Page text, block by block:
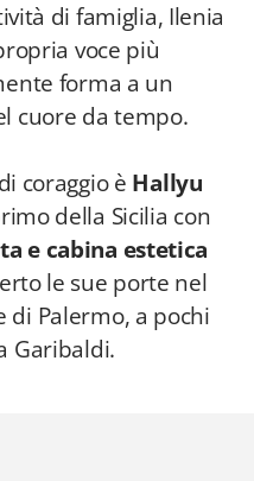
di famiglia, Ilenia
voce più
forma a un
cuore da tempo.
coraggio è Hallyu
della Sicilia con
e cabina estetica
le sue porte nel
di Palermo, a pochi
Garibaldi.